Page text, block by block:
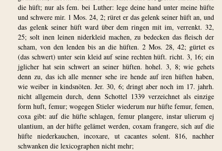
die hüft; nur als fem. bei Luther: lege deine hand unter meine hüfte
und schwere mir. 1 Mos. 24, 2; rüret er das gelenk seiner hüft an, und
das gelenk seiner hüft ward über dem ringen mit im, verrenkt. 32,
25; solt inen leinen niderkleid machen, zu bedecken das fleisch der
scham, von den lenden bis an die hüften. 2 Mos. 28, 42; gürtet es
(das schwert) unter sein kleid auf seine rechten hüft. richt. 3, 16; ein
jglicher hat sein schwert an seiner hüften. hohel. 3, 8; wie gehets
denn zu, das ich alle menner sehe ire hende auf iren hüften haben,
wie weiber in kindsnöten. Jer. 30, 6; dringt aber noch im 17. jahrh.
nicht allgemein durch, denn Schottel 1339 verzeichnet als einzige
form huft, femur; wogegen Stieler wiederum nur hüfte femur, femen,
coxa gibt: auf die hüfte schlagen, femur plangere, instar ulierum ej
ulantium, an der hüfte gelämet werden, coxam frangere, sich auf die
hüfte niederkauchen, incoxare, ut cacantes solent. 816, nachher
schwanken die lexicographen nicht mehr;